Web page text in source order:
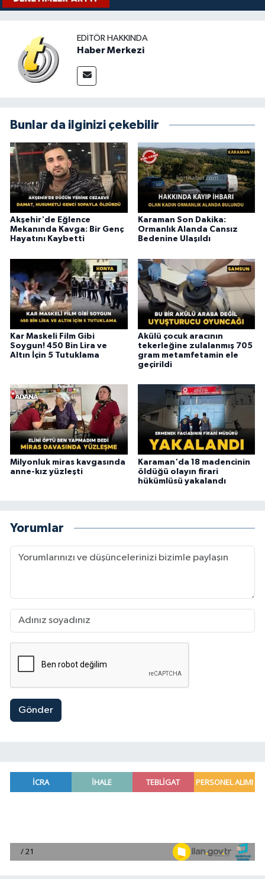
EDITÖR HAKKINDA
Haber Merkezi
Bunlar da ilginizi çekebilir
Akşehir'de Eğlence
Mekanında Kavga: Bir Genç
Hayatını Kaybetti
Karaman Son Dakika:
Ormanlık Alanda Cansız
Bedenine Ulaşıldı
Kar Maskeli Film Gibi
Soygun! 450 Bin Lira ve
Altın İçin 5 Tutuklama
Akülü çocuk aracının
tekerleğine zulalanmış 705
gram metamfetamin ele
geçirildi
Milyonluk miras kavgasında
anne-kız yüzleşti
Karaman'da 18 madencinin
öldüğü olayın firari
hükümlüsü yakalandı
Yorumlar
Gönder